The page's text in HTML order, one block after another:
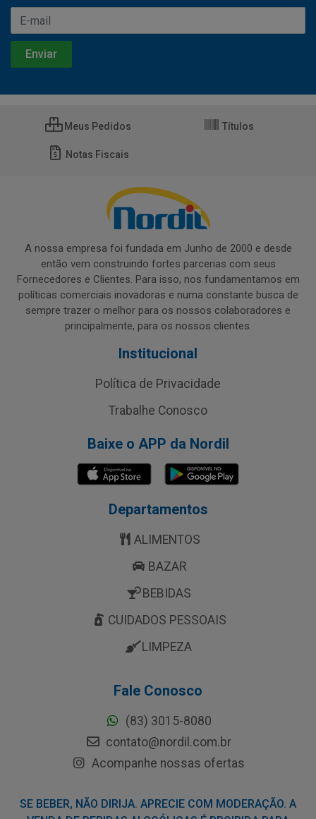
Meus Pedidos Títulos
Notas Fiscais
A nossa empresa foi fundada em Junho de 2000 e desde
então vem construindo fortes parcerias com seus
Fornecedores e Clientes. Para isso, nos fundamentamos em
políticas comerciais inovadoras e numa constante busca de
sempre trazer o melhor para os nossos colaboradores e
principalmente, para os nossos clientes.
Institucional
Política de Privacidade
Trabalhe Conosco
Baixe o APP da Nordil
Departamentos
ALIMENTOS
BAZAR
BEBIDAS
CUIDADOS PESSOAIS
LIMPEZA
Fale Conosco
(83) 3015-8080
contato@nordil.com.br
Acompanhe nossas ofertas
SE BEBER, NÃO DIRIJA. APRECIE COM MODERAÇÃO. A